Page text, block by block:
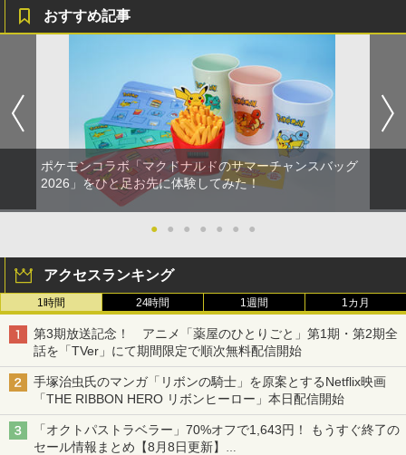
おすすめ記事
ポケモンコラボ「マクドナルドのサマーチャンスバッグ
2026」をひと足お先に体験してみた！
● ● ● ● ● ● ●
アクセスランキング
1時間 24時間 1週間 1カ月
第3期放送記念！ アニメ「薬屋のひとりごと」第1期・第2期全
話を「TVer」にて期間限定で順次無料配信開始
手塚治虫氏のマンガ「リボンの騎士」を原案とするNetflix映画
「THE RIBBON HERO リボンヒーロー」本日配信開始
「オクトパストラベラー」70%オフで1,643円！ もうすぐ終了の
セール情報まとめ【8月8日更新】